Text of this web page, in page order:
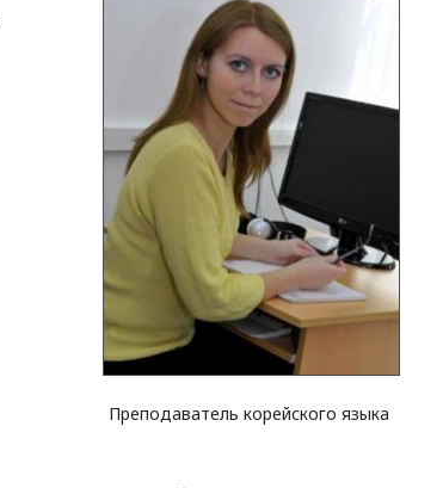
Преподаватель корейского языка